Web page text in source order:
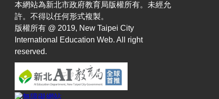
本網站為新北市政府教育局版權所有。未經允
許。不得以任何形式複製。
版權所有 @ 2019, New Taipei City
International Education Web. All right
reserved.